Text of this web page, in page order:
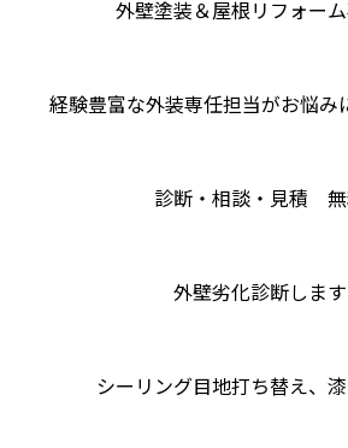
外壁塗装＆屋根リフォーム
経験豊富な外装専任担当がお悩み
診断・相談・見積 無
外壁劣化診断します
シーリング目地打ち替え、